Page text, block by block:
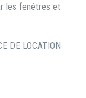
les fenêtres et
DE LOCATION